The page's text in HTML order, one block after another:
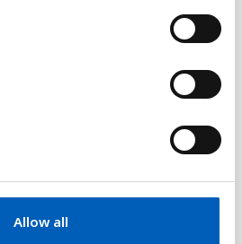
Allow all
att biologisk mångfald
är också viktig i kampen
omvandlar en del av det
mål 15 bland